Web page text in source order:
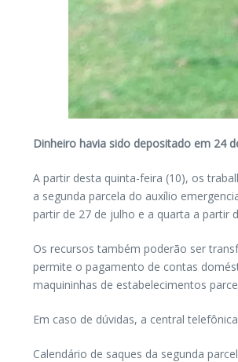
Dinheiro havia sido depositado em 24
A partir desta quinta-feira (10), os
a segunda parcela do auxílio
partir de 27 de julho e a quarta a partir
Os recursos também poderão ser
permite o pagamento de contas
maquininhas de estabelecimentos
Em caso de dúvidas, a central
Calendário de saques da segunda